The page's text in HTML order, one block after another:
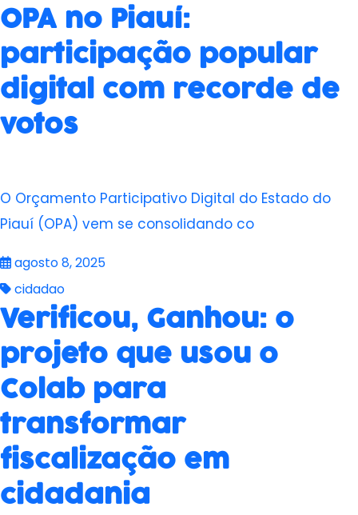
OPA no Piauí:
participação popular
digital com recorde de
votos
O Orçamento Participativo Digital do Estado do
Piauí (OPA) vem se consolidando co
agosto 8, 2025
cidadao
Verificou, Ganhou: o
projeto que usou o
Colab para
transformar
fiscalização em
cidadania